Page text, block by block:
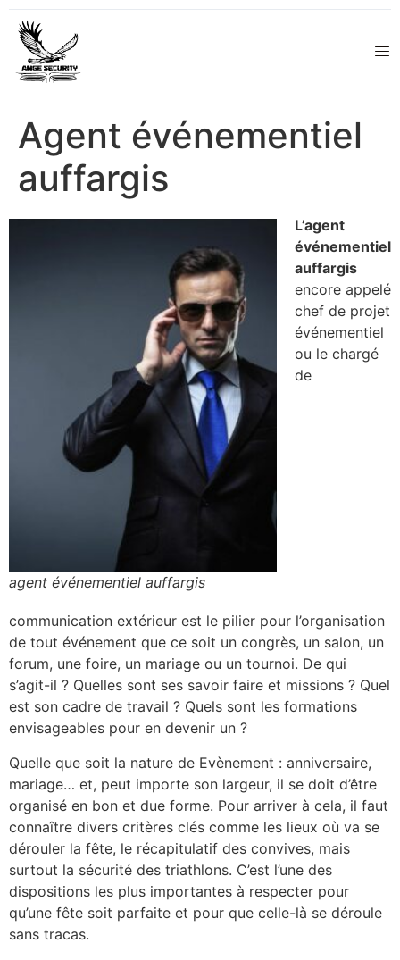
Agent événementiel
auffargis
agent événementiel auffargis
L’agent
événementiel
auffargis
encore appelé
chef de projet
événementiel
ou le chargé
de
communication extérieur est le pilier pour l’organisation
de tout événement que ce soit un congrès, un salon, un
forum, une foire, un mariage ou un tournoi. De qui
s’agit-il ? Quelles sont ses savoir faire et missions ? Quel
est son cadre de travail ? Quels sont les formations
envisageables pour en devenir un ?
Quelle que soit la nature de Evènement : anniversaire,
mariage… et, peut importe son largeur, il se doit d’être
organisé en bon et due forme. Pour arriver à cela, il faut
connaître divers critères clés comme les lieux où va se
dérouler la fête, le récapitulatif des convives, mais
surtout la sécurité des triathlons. C’est l’une des
dispositions les plus importantes à respecter pour
qu’une fête soit parfaite et pour que celle-là se déroule
sans tracas.